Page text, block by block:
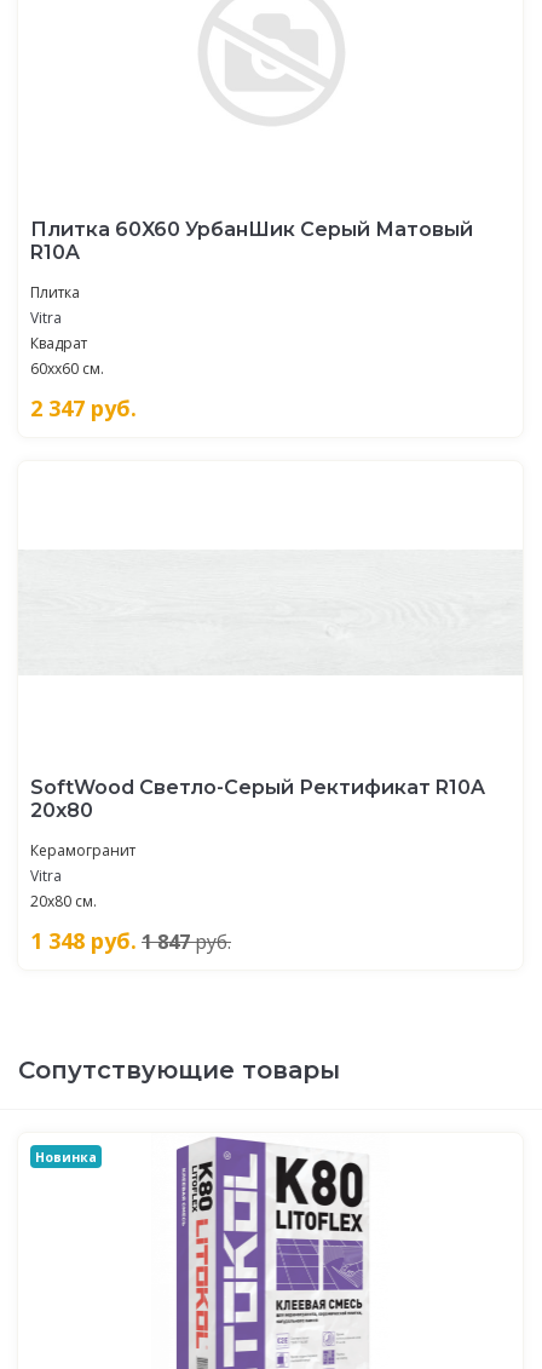
Плитка 60X60 УрбанШик Серый Матовый
R10A
Плитка
Vitra
Квадрат
60xx60 см.
2 347 руб.
SoftWood Светло-Серый Ректификат R10A
20х80
Керамогранит
Vitra
20x80 см.
1 348 руб. 1 847руб.
Сопутствующие товары
Новинка